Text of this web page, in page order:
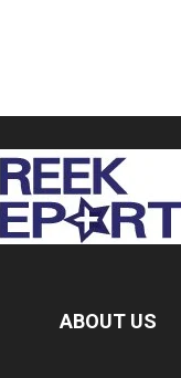
ABOUT US